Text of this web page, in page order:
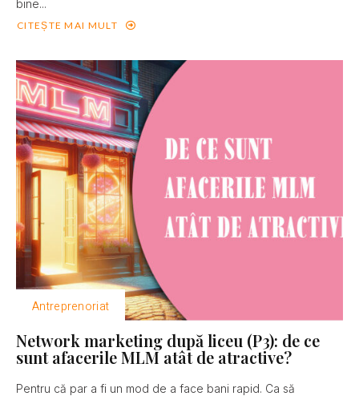
bine...
CITEȘTE MAI MULT
Antreprenoriat
Network marketing după liceu (P3): de ce
sunt afacerile MLM atât de atractive?
Pentru că par a fi un mod de a face bani rapid. Ca să